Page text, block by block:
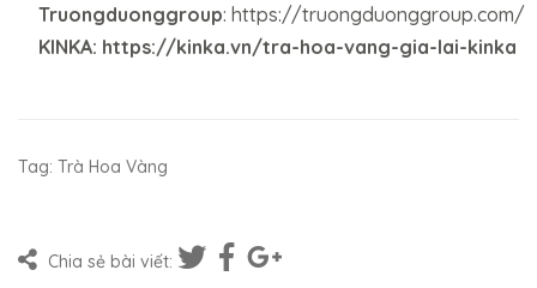
Truongduonggroup: https://truongduonggroup.com/
KINKA: https://kinka.vn/tra-hoa-vang-gia-lai-kinka
Tag: Trà Hoa Vàng
Chia sẻ bài viết: